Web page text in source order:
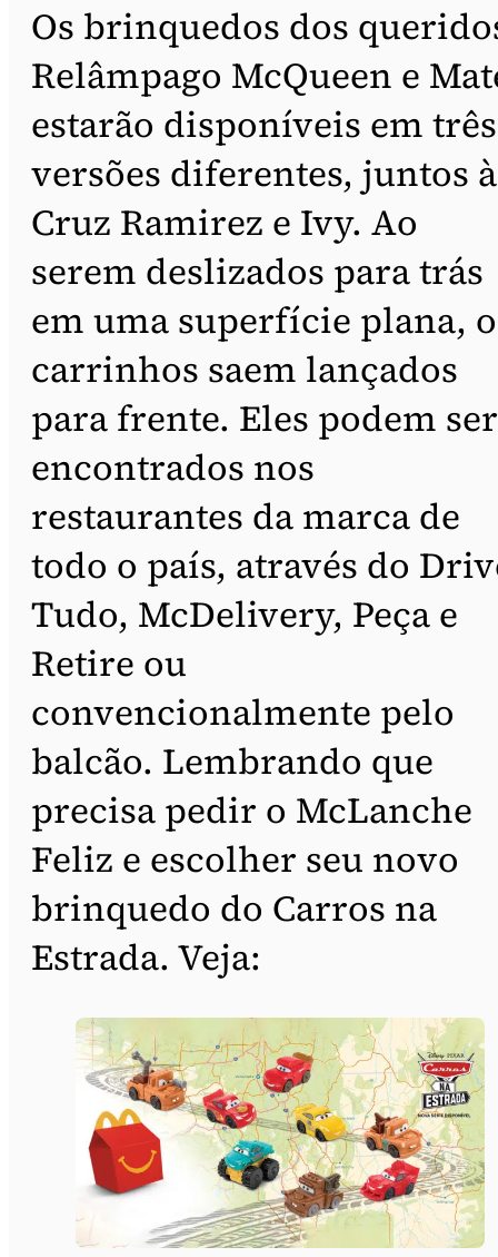
Os brinquedos dos
Relâmpago McQueen e
estarão disponíveis em três
versões diferentes, juntos à
Cruz Ramirez e Ivy. Ao
serem deslizados para trás
em uma superfície plana,
carrinhos saem lançados
para frente. Eles podem ser
encontrados nos
restaurantes da marca de
todo o país, através do
Tudo, McDelivery, Peça e
Retire ou
convencionalmente pelo
balcão. Lembrando que
precisa pedir o McLanche
Feliz e escolher seu novo
brinquedo do Carros na
Estrada. Veja: